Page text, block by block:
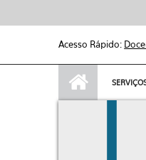
Acesso Rápido: